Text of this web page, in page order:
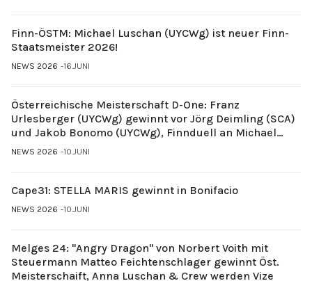
Finn-ÖSTM: Michael Luschan (UYCWg) ist neuer Finn-
Staatsmeister 2026!
NEWS 2026 16.JUNI
Österreichische Meisterschaft D-One: Franz
Urlesberger (UYCWg) gewinnt vor Jörg Deimling (SCA)
und Jakob Bonomo (UYCWg), Finnduell an Michael
Gubi (UYCMo)
NEWS 2026 10.JUNI
Cape31: STELLA MARIS gewinnt in Bonifacio
NEWS 2026 10.JUNI
Melges 24: "Angry Dragon" von Norbert Voith mit
Steuermann Matteo Feichtenschlager gewinnt Öst.
Meisterschaift, Anna Luschan & Crew werden Vize